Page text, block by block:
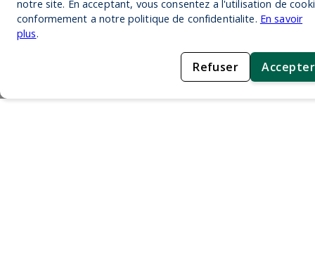
notre site. En acceptant, vous consentez a l'utilisation de
conformement a notre politique de confidentialite. En savoir
plus.
Refuser Accepter